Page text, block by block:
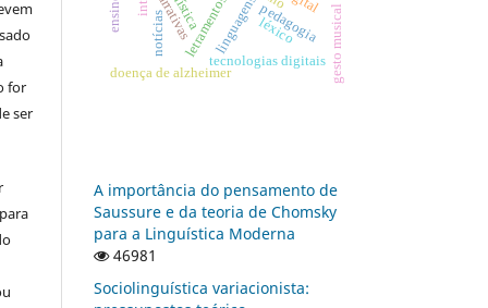
for
ser
linguagens
letramentos
tecnologias digitais
doença de alzheimer
narrativas gesto musical
léxico
notícias pedagogia
A importância do pensamento de
Saussure e da teoria de Chomsky
para a Linguística Moderna
46981
Sociolinguística variacionista: